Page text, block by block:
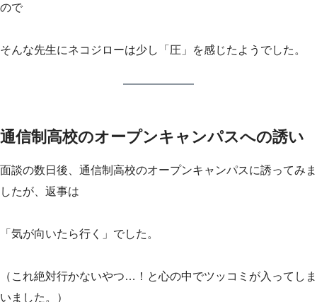
ので
そんな先生にネコジローは少し「圧」を感じたようでした。
通信制高校のオープンキャンパスへの誘い
面談の数日後、通信制高校のオープンキャンパスに誘ってみま
したが、返事は
「気が向いたら行く」でした。
（これ絶対行かないやつ…！と心の中でツッコミが入ってしま
いました。）